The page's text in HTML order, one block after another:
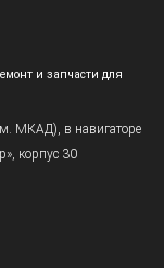
и запчасти для
МКАД), в навигаторе
корпус 30